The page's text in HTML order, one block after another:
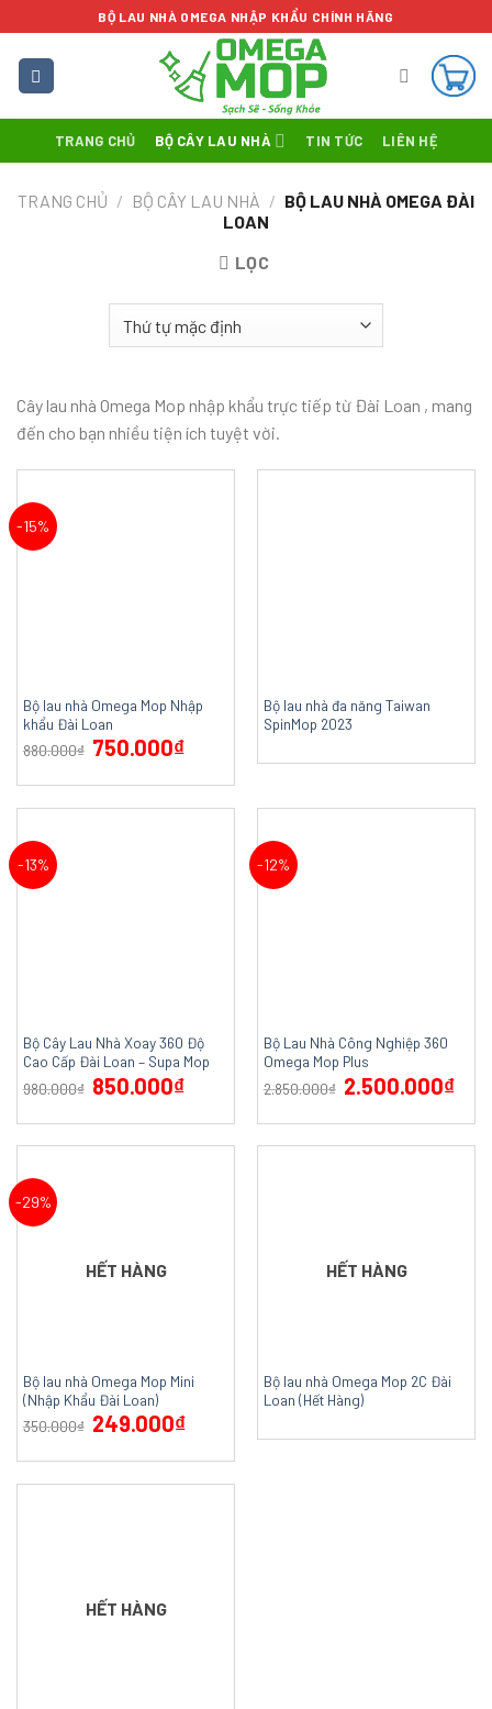
to
content
BỘ LAU NHÀ OMEGA NHẬP KHẨU CHÍNH HÃNG
TRANG CHỦ BỘ CÂY LAU NHÀ TIN TỨC LIÊN HỆ
TRANG CHỦ / BỘ CÂY LAU NHÀ / BỘ LAU NHÀ OMEGA ĐÀI
LOAN
LỌC
Cây lau nhà Omega Mop nhập khẩu trực tiếp từ Đài Loan , mang
đến cho bạn nhiều tiện ích tuyệt vời.
-15%
Bộ lau nhà Omega Mop Nhập
khẩu Đài Loan
880.000₫ 750.000₫
Bộ lau nhà đa năng Taiwan
SpinMop 2023
-13%
Bộ Cây Lau Nhà Xoay 360 Độ
Cao Cấp Đài Loan – Supa Mop
980.000₫ 850.000₫
-12%
Bộ Lau Nhà Công Nghiệp 360
Omega Mop Plus
2.850.000₫ 2.500.000₫
-29%
HẾT HÀNG
Bộ lau nhà Omega Mop Mini
(Nhập Khẩu Đài Loan)
350.000₫ 249.000₫
HẾT HÀNG
Bộ lau nhà Omega Mop 2C Đài
Loan (Hết Hàng)
HẾT HÀNG